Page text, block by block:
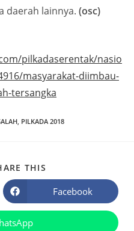
daerah lainnya. (osc)
pilkadaserentak/nasio
masyarakat-diimbau-
tersangka
, PILKADA 2018
THIS
Facebook